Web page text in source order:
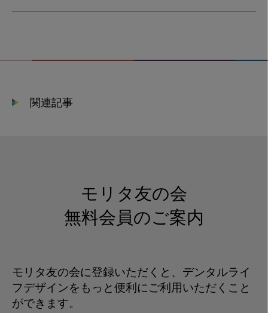
関連記事
モリタ友の会
無料会員のご案内
モリタ友の会に登録いただくと、デンタルライ
フデザインをもっと便利にご利用いただくこと
ができます。